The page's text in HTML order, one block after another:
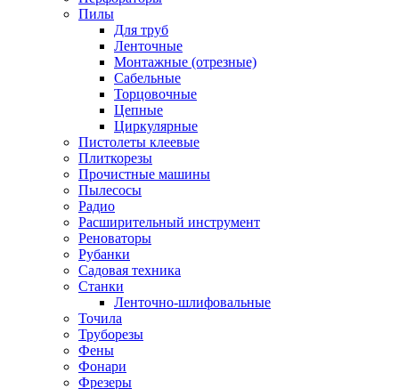
Пилы
Для труб
Ленточные
Монтажные (отрезные)
Сабельные
Торцовочные
Цепные
Циркулярные
Пистолеты клеевые
Плиткорезы
Прочистные машины
Пылесосы
Радио
Расширительный инструмент
Реноваторы
Рубанки
Садовая техника
Станки
Ленточно-шлифовальные
Точила
Труборезы
Фены
Фонари
Фрезеры